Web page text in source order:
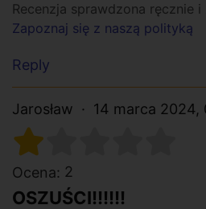
Recenzja sprawdzona ręcznie
Zapoznaj się z naszą polityką
Reply
Jarosław 14 marca 2024,
Ocena: 2
OSZUŚCI!!!!!!